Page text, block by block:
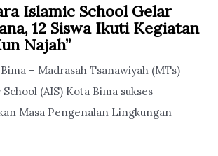
Islamic School Gelar
12 Siswa Ikuti Kegiatan
Najah”
– Madrasah Tsanawiyah (MTs)
(AIS) Kota Bima sukses
Masa Pengenalan Lingkungan